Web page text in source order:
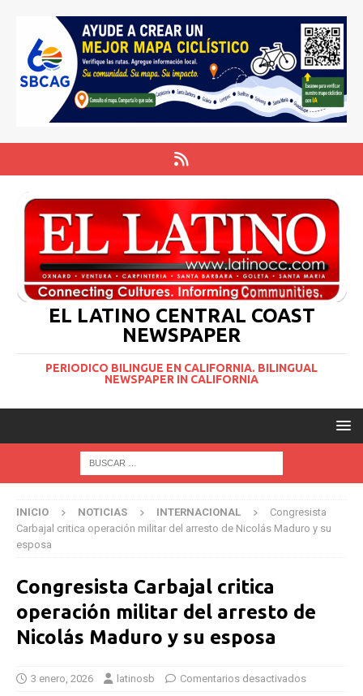
EL LATINO CENTRAL COAST
NEWSPAPER
PERIODICO BILINGUE EN CALIFORNIA. BILINGUAL
NEWSPAPER IN CALIFORNIA
INICIO NOTICIAS INTERNACIONAL
Congresista
Carbajal critica operación militar del arresto de Nicolás Maduro y su
esposa
Congresista Carbajal critica
operación militar del arresto de
Nicolás Maduro y su esposa
3 enero, 2026 latinosb Comentarios desactivados